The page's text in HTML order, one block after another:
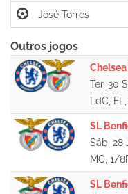
Outros jogos
Chelsea
Ter, 30
LdC,
SL
Sáb, 28
MC, 1/
SL